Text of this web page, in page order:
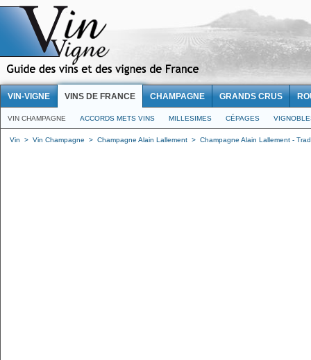
VIN-VIGNE VINS DE FRANCE CHAMPAGNE GRANDS CRUS
VIN CHAMPAGNE ACCORDS METS VINS MILLESIMES CÉPAGES
Vin > Vin Champagne > Champagne Alain Lallement > Champagne Alain Lallement -